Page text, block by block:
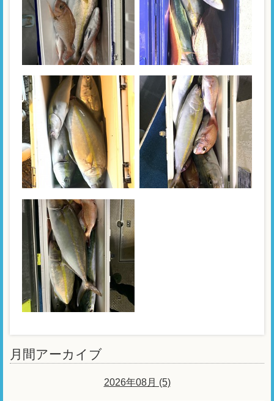
月間アーカイブ
2026年08月 (5)